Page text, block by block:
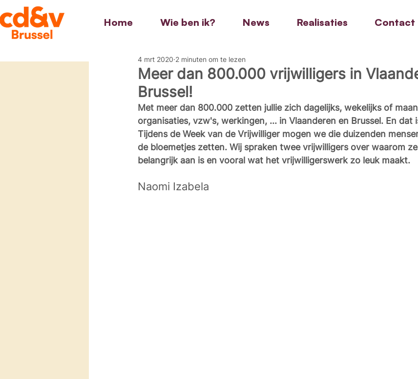
Home Wie ben ik? News Realisaties Contact
Meer dan 800.000 vrijwilligers in
Brussel!
4 mrt 2020 2 minuten om te lezen
Met meer dan 800.000 zetten jullie zich dagelijks, wekelijks of
organisaties, vzw's, werkingen, ... in Vlaanderen en Brussel. En dat
Tijdens de Week van de Vrijwilliger mogen we die duizenden
de bloemetjes zetten. Wij spraken twee vrijwilligers over waarom
belangrijk aan is en vooral wat het vrijwilligerswerk zo leuk maakt.
Naomi Izabela